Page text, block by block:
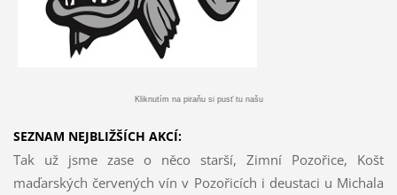
Kliknutím na piraňu si pusť tu našu
SEZNAM NEJBLIŽŠÍCH AKCÍ:
Tak už jsme zase o něco starší, Zimní Pozořice, Košt
maďarských červených vín v Pozořicích i deustaci u Michala